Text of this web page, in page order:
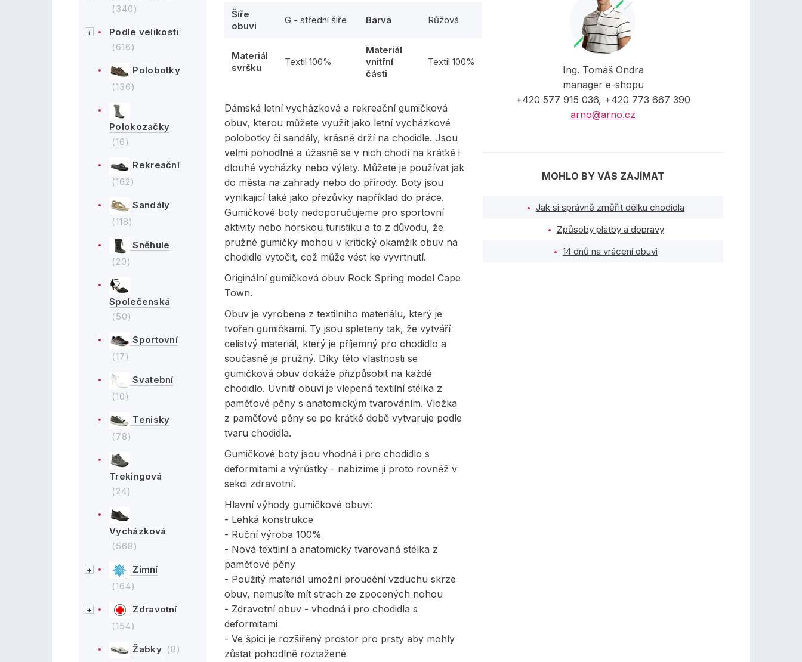
(340)
Podle velikosti
(616)
Polobotky
(136)
Polokozačky
(16)
Rekreační
(162)
Sandály
(118)
Sněhule
(20)
Společenská
(50)
Sportovní
(17)
Svatební
(10)
Tenisky
(78)
Trekingová
(24)
Vycházková
(568)
Zimní
(164)
Zdravotní
(154)
Žabky (8)
Šíře
obuvi
G - střední šíře Barva Růžová
Materiál
svršku
Textil 100%
Materiál
vnitřní
části
Textil 100%
Dámská letní vycházková a rekreační gumičková
obuv, kterou můžete využít jako letní vycházkové
polobotky či sandály, krásně drží na chodidle. Jsou
velmi pohodlné a úžasně se v nich chodí na krátké i
dlouhé vycházky nebo výlety. Můžete je používat jak
do města na zahrady nebo do přírody. Boty jsou
vynikajicí také jako přezůvky například do práce.
Gumičkové boty nedoporučujeme pro sportovní
aktivity nebo horskou turistiku a to z důvodu, že
pružné gumičky mohou v kritický okamžik obuv na
chodidle vytočit, což může vést ke vyvrtnutí.
Originální gumičková obuv Rock Spring model Cape
Town.
Obuv je vyrobena z textilního materiálu, který je
tvořen gumičkami. Ty jsou spleteny tak, že vytváří
celistvý materiál, který je příjemný pro chodidlo a
současně je pružný. Díky této vlastnosti se
gumičková obuv dokáže přizpůsobit na každé
chodidlo. Uvnitř obuvi je vlepená textilní stélka z
paměťové pěny s anatomickým tvarováním. Vložka
z paměťové pěny se po krátké době vytvaruje podle
tvaru chodidla.
Gumičkové boty jsou vhodná i pro chodidlo s
deformitami a výrůstky - nabízíme ji proto rovněž v
sekci zdravotní.
Hlavní výhody gumičkové obuvi:
- Lehká konstrukce
- Ruční výroba 100%
- Nová textilní a anatomicky tvarovaná stélka z
paměťové pěny
- Použitý materiál umožní proudění vzduchu skrze
obuv, nemusíte mít strach ze zpocených nohou
- Zdravotní obuv - vhodná i pro chodidla s
deformitami
- Ve špici je rozšířený prostor pro prsty aby mohly
zůstat pohodlně roztažené
Ing. Tomáš Ondra
manager e-shopu
+420 577 915 036, +420 773 667 390
arno@arno.cz
MOHLO BY VÁS ZAJÍMAT
Jak si správně změřit délku chodidla
Způsoby platby a dopravy
14 dnů na vrácení obuvi